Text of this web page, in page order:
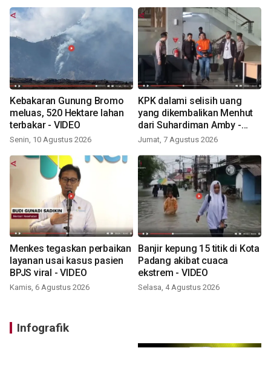
Kebakaran Gunung Bromo
meluas, 520 Hektare lahan
terbakar - VIDEO
Senin, 10 Agustus 2026
KPK dalami selisih uang
yang dikembalikan Menhut
dari Suhardiman Amby -
VIDEO
Jumat, 7 Agustus 2026
Menkes tegaskan perbaikan
layanan usai kasus pasien
BPJS viral - VIDEO
Kamis, 6 Agustus 2026
Banjir kepung 15 titik di Kota
Padang akibat cuaca
ekstrem - VIDEO
Selasa, 4 Agustus 2026
Infografik